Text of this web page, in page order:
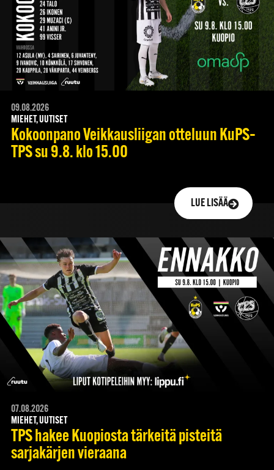
09.08.2026
MIEHET, UUTISET
Kokoonpano Veikkausliigan otteluun KuPS–
TPS su 9.8. klo 15.00
LUE LISÄÄ
07.08.2026
MIEHET, UUTISET
TPS hakee Kuopiosta tärkeitä pisteitä
sarjakärjen vieraana